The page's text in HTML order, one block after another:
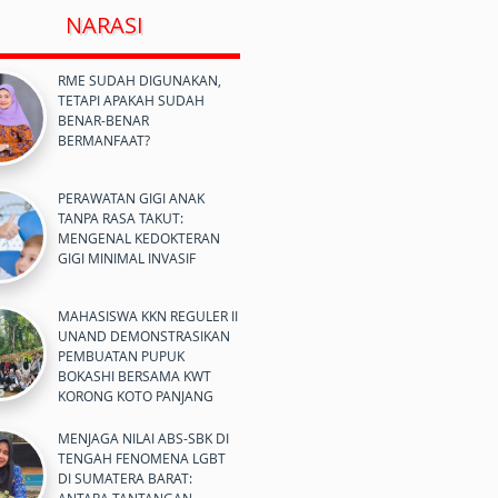
NARASI
RME SUDAH DIGUNAKAN,
TETAPI APAKAH SUDAH
BENAR-BENAR
BERMANFAAT?
PERAWATAN GIGI ANAK
TANPA RASA TAKUT:
MENGENAL KEDOKTERAN
GIGI MINIMAL INVASIF
MAHASISWA KKN REGULER II
UNAND DEMONSTRASIKAN
PEMBUATAN PUPUK
BOKASHI BERSAMA KWT
KORONG KOTO PANJANG
MENJAGA NILAI ABS-SBK DI
TENGAH FENOMENA LGBT
DI SUMATERA BARAT: